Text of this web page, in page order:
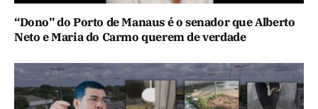
“Dono” do Porto de Manaus é o senador que Alberto
Neto e Maria do Carmo querem de verdade